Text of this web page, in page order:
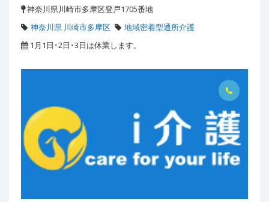
神奈川県川崎市多摩区登戸1705番地
神奈川県 川崎市多摩区
地域密着型通所介護
1月1日･2日･3日は休業します。